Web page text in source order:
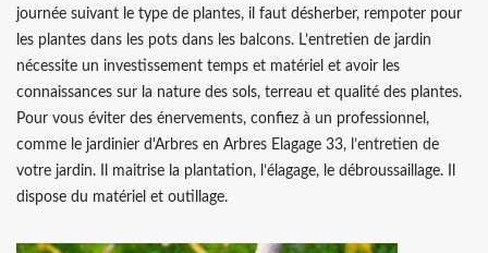
journée suivant le type de plantes, il faut désherber, rempoter pour
les plantes dans les pots dans les balcons. L’entretien de jardin
nécessite un investissement temps et matériel et avoir les
connaissances sur la nature des sols, terreau et qualité des plantes.
Pour vous éviter des énervements, confiez à un professionnel,
comme le jardinier d'Arbres en Arbres Elagage 33, l’entretien de
votre jardin. Il maitrise la plantation, l’élagage, le débroussaillage. Il
dispose du matériel et outillage.